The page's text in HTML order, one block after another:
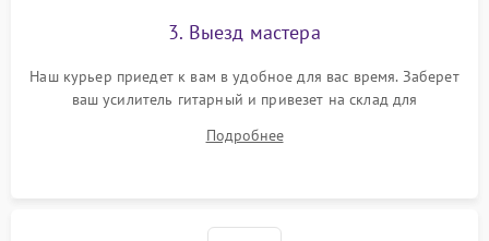
3. Выезд мастера
Наш курьер приедет к вам в удобное для вас время. Заберет
ваш усилитель гитарный и привезет на склад для
Подробнее